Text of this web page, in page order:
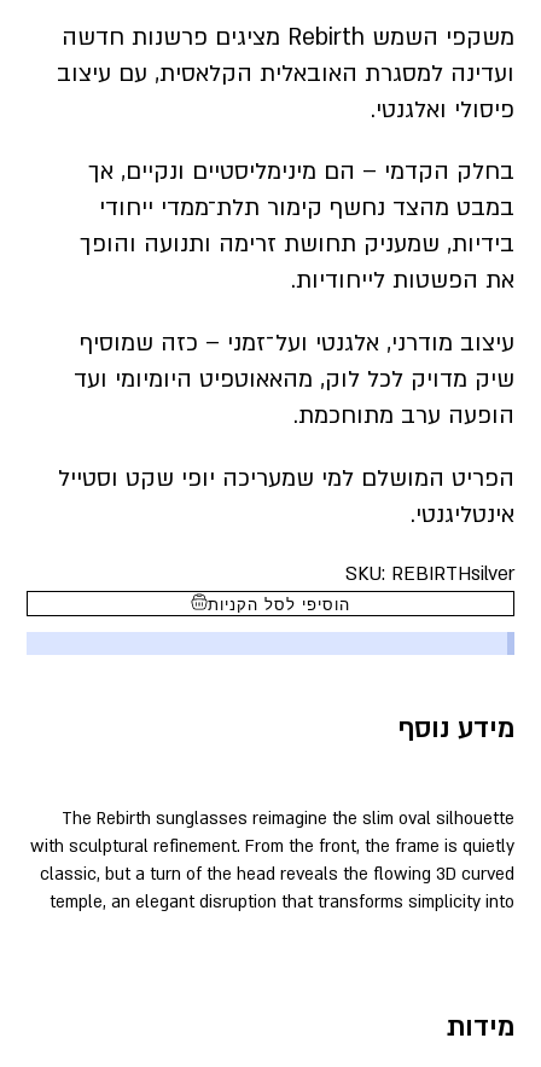
משקפי השמש Rebirth מציגים פרשנות חדשה
ועדינה למסגרת האובאלית הקלאסית, עם עיצוב
פיסולי ואלגנטי.
בחלק הקדמי – הם מינימליסטיים ונקיים, אך
במבט מהצד נחשף קימור תלת־ממדי ייחודי
בידיות, שמעניק תחושת זרימה ותנועה והופך
את הפשטות לייחודיות.
עיצוב מודרני, אלגנטי ועל־זמני – כזה שמוסיף
שיק מדויק לכל לוק, מהאאוטפיט היומיומי ועד
הופעה ערב מתוחכמת.
הפריט המושלם למי שמעריכה יופי שקט וסטייל
אינטליגנטי.
SKU: REBIRTHsilver
הוסיפי לסל הקניות
מידע נוסף
The Rebirth sunglasses reimagine the slim oval silhouette
with sculptural refinement. From the front, the frame is quietly
classic, but a turn of the head reveals the flowing 3D curved
temple, an elegant disruption that transforms simplicity into
מידות